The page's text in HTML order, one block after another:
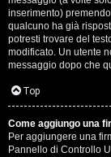
inserimento)
qualcuno ha già
potresti trovare del
modificato. Un utente
messaggio dopo che
Top
Come aggiungo una
Per aggiungere una
Pannello di Controllo
M
u
s
i
c